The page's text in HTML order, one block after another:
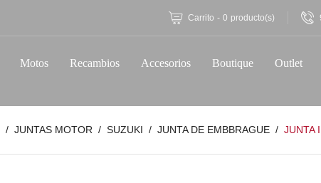
Carrito - 0 producto(s)
Motos Recambios Accesorios Boutique Outlet
JUNTAS MOTOR SUZUKI JUNTA DE EMBBRAGUE JUNTA